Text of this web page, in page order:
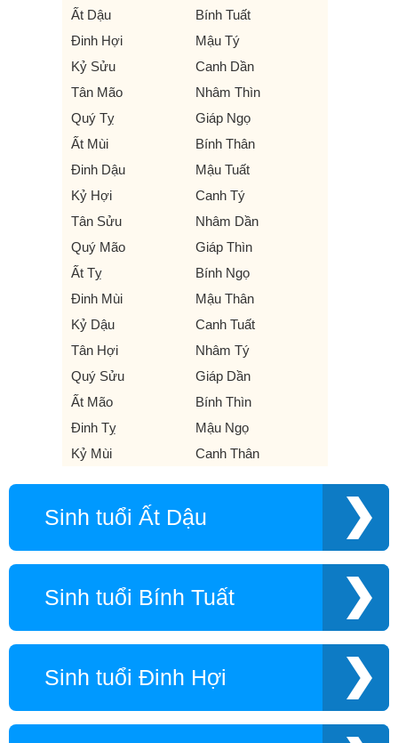
Ất Dậu
Bính Tuất
Đinh Hợi
Mậu Tý
Kỷ Sửu
Canh Dần
Tân Mão
Nhâm Thìn
Quý Tỵ
Giáp Ngọ
Ất Mùi
Bính Thân
Đinh Dậu
Mậu Tuất
Kỷ Hợi
Canh Tý
Tân Sửu
Nhâm Dần
Quý Mão
Giáp Thìn
Ất Tỵ
Bính Ngọ
Đinh Mùi
Mậu Thân
Kỷ Dậu
Canh Tuất
Tân Hợi
Nhâm Tý
Quý Sửu
Giáp Dần
Ất Mão
Bính Thìn
Đinh Tỵ
Mậu Ngọ
Kỷ Mùi
Canh Thân
Sinh tuổi Ất Dậu
Sinh tuổi Bính Tuất
Sinh tuổi Đinh Hợi